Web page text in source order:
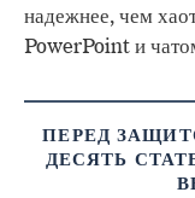
надежнее, чем
PowerPoint и
ПЕРЕД
ДЕСЯТЬ